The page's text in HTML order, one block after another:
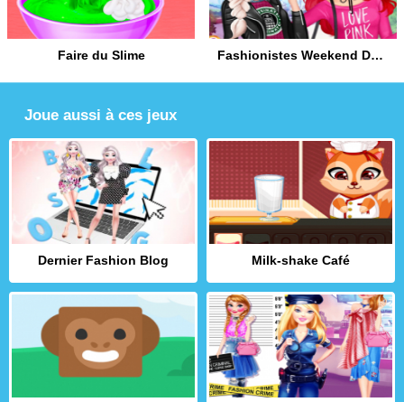
Faire du Slime Fashionistes Weekend Décontracté
Joue aussi à ces jeux
Dernier Fashion Blog Milk-shake Café